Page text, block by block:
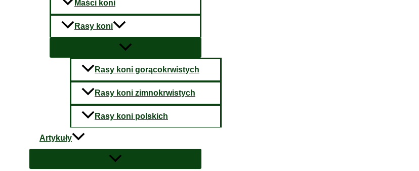
Maści koni
Rasy koni
Rasy koni gorącokrwistych
Rasy koni zimnokrwistych
Rasy koni polskich
Artykuły